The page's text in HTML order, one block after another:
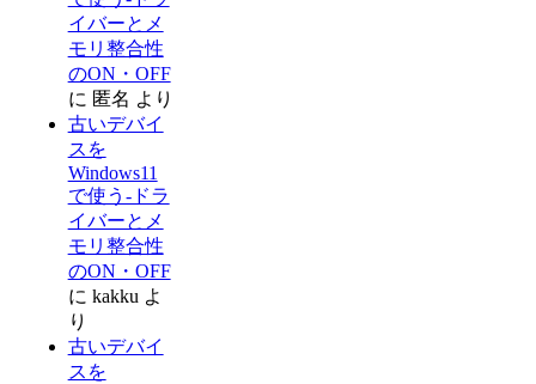
イバーとメ
モリ整合性
のON・OFF
に 匿名 より
古いデバイ
スを
Windows11
で使う-ドラ
イバーとメ
モリ整合性
のON・OFF
に kakku よ
り
古いデバイ
スを